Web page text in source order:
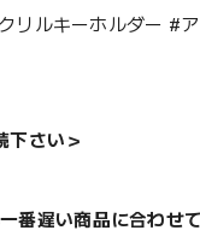
リルキーホルダー #
下さい＞
番遅い商品に合わせ